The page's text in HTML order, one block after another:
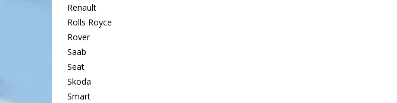
Renault
Rolls Royce
Rover
Saab
Seat
Skoda
Smart